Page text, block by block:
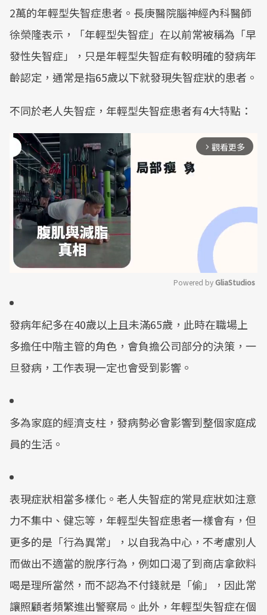
2萬的年輕型失智症患者。長庚醫院腦神經內科醫師
徐榮隆表示，「年輕型失智症」在以前常被稱為「早
發性失智症」，只是年輕型失智症有較明確的發病年
齡認定，通常是指65歲以下就發現失智症狀的患者。
不同於老人失智症，年輕型失智症患者有4大特點：
arrow_forward_ios 觀看更多
Powered by GliaStudios
發病年紀多在40歲以上且未滿65歲，此時在職場上
多擔任中階主管的角色，會負擔公司部分的決策，一
旦發病，工作表現一定也會受到影響。
多為家庭的經濟支柱，發病勢必會影響到整個家庭成
員的生活。
表現症狀相當多樣化。老人失智症的常見症狀如注意
力不集中、健忘等，年輕型失智症患者一樣會有，但
更多的是「行為異常」，以自我為中心，不考慮別人
而做出不適當的脫序行為，例如口渴了到商店拿飲料
喝是理所當然，而不認為不付錢就是「偷」，因此常
讓照顧者頻繁進出警察局。此外，年輕型失智症在個